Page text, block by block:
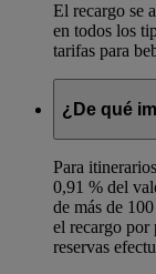
El recargo se
en todos los
tarifas para
¿De qué
Para
0,91 % del
de más de
el recargo por
reservas